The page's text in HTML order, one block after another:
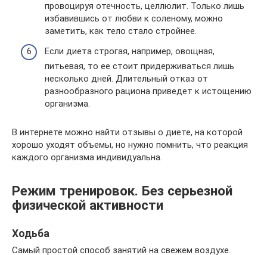
провоцируя отечность, целлюлит. Только лишь
избавившись от любви к соленому, можно
заметить, как тело стало стройнее.
Если диета строгая, например, овощная,
питьевая, то ее стоит придерживаться лишь
несколько дней. Длительный отказ от
разнообразного рациона приведет к истощению
организма.
В интернете можно найти отзывы о диете, на которой
хорошо уходят объемы, но нужно помнить, что реакция
каждого организма индивидуальна.
Режим тренировок. Без серьезной
физической активности
Ходьба
Самый простой способ занятий на свежем воздухе.